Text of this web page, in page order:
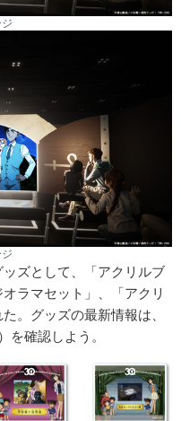
ズとして、「アクリルブ
ラマセット」、「アクリ
。グッズの最新情報は、
を確認しよう。